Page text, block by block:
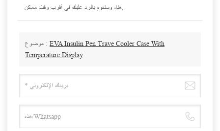
موضوع : EVA Insulin Pen Trave Cooler Case With
Temperature Display